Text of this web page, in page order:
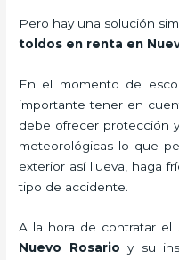
Pero hay una solución
toldos en renta en
En el momento de
importante tener en
debe ofrecer protección
meteorológicas lo que
exterior así llueva, haga
tipo de accidente.
A la hora de contratar el
Nuevo Rosario y su